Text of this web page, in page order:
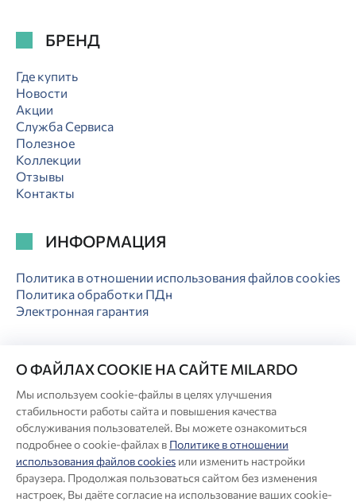
БРЕНД
Где купить
Новости
Акции
Служба Сервиса
Полезное
Коллекции
Отзывы
Контакты
ИНФОРМАЦИЯ
Политика в отношении использования файлов cookies
Политика обработки ПДн
Электронная гарантия
© Milardo
Разработка сайта:
Производитель оставляет за собой право в любой момент
вносить изменения в комплектацию, дизайн и характеристики
О ФАЙЛАХ COOKIE НА САЙТЕ MILARDO
Мы используем cookie-файлы в целях улучшения
стабильности работы сайта и повышения качества
обслуживания пользователей. Вы можете ознакомиться
подробнее о cookie-файлах в Политике в отношении
использования файлов cookies или изменить настройки
браузера. Продолжая пользоваться сайтом без изменения
настроек, Вы даёте согласие на использование ваших cookie-